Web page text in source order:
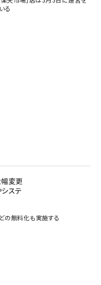
る
変更
ステ
の無料化も実施する